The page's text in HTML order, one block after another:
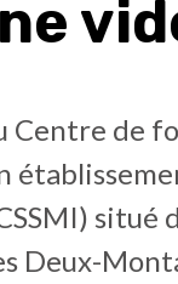
Centre de
situé
Deux-